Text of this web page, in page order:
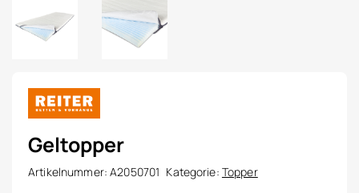
Geltopper
Artikelnummer:A2050701 Kategorie: Topper